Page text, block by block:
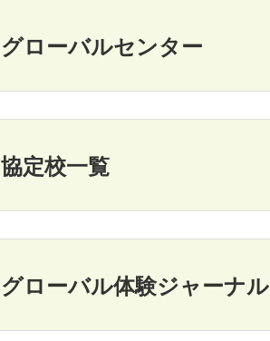
グローバルセンター
協定校一覧
グローバル体験ジャーナル